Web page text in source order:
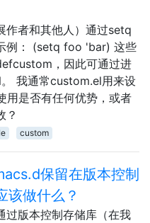
作者和其他人）通过setq
例： (setq foo 'bar) 这些
，因此可通过进
我通常custom.el用来设
用是否有任何优势，或者
？
custom
保留在版本控制
该做什么？
过版本控制存储库（在我